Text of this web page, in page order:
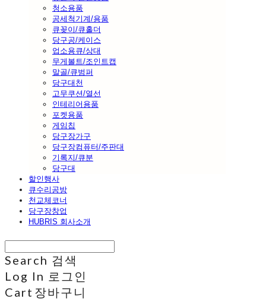
청소용품
공세척기계/용품
큐꽂이/큐홀더
당구공/케이스
업소용큐/상대
무게볼트/조인트캡
말골/큐범퍼
당구대천
고무쿠션/열선
인테리어용품
포켓용품
게임칩
당구장가구
당구장컴퓨터/주판대
기록지/큐분
당구대
할인행사
큐수리공방
천교체코너
당구장창업
HUBRIS 회사소개
Search 검색
Log In 로그인
Cart 장바구니